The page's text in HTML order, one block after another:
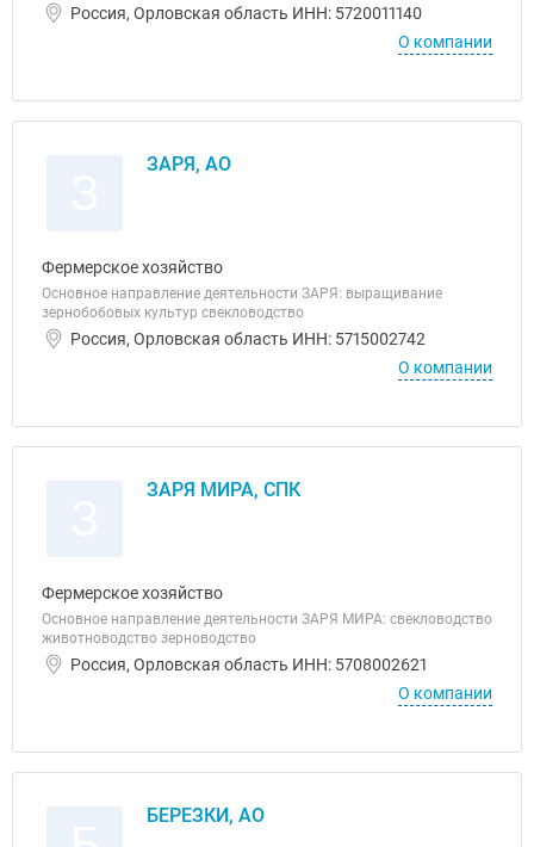
Россия, Орловская область ИНН: 5720011140
О компании
ЗАРЯ, АО
Фермерское хозяйство
Основное направление деятельности ЗАРЯ: выращивание
зернобобовых культур свекловодство
Россия, Орловская область ИНН: 5715002742
О компании
ЗАРЯ МИРА, СПК
Фермерское хозяйство
Основное направление деятельности ЗАРЯ МИРА: свекловодство
животноводство зерноводство
Россия, Орловская область ИНН: 5708002621
О компании
БЕРЕЗКИ, АО